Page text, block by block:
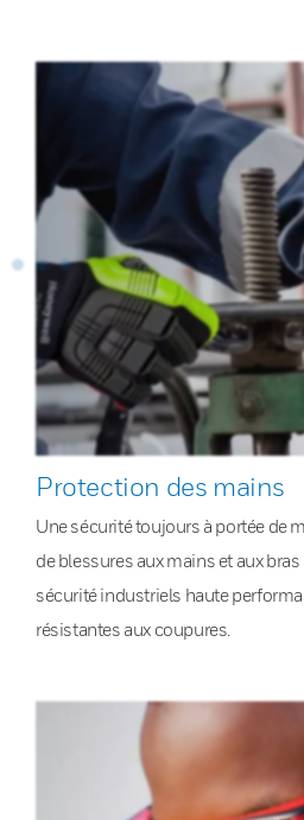
Protection des mains
Une sécurité toujours à portée de
de blessures aux mains et aux
sécurité industriels haute
résistantes aux coupures.